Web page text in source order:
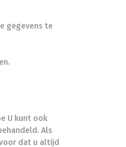
gegevens te
U kunt ook
Als
dat u altijd